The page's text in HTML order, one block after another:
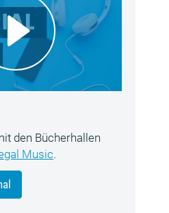
den Bücherhallen
Music.